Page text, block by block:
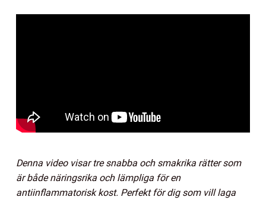
Denna video visar tre snabba och smakrika rätter som
är både näringsrika och lämpliga för en
antiinflammatorisk kost. Perfekt för dig som vill laga